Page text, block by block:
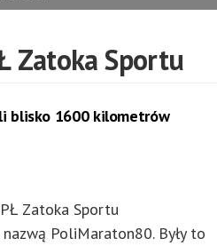
Zatoka Sportu
blisko 1600 kilometrów
Zatoka Sportu
PoliMaraton80. Były to